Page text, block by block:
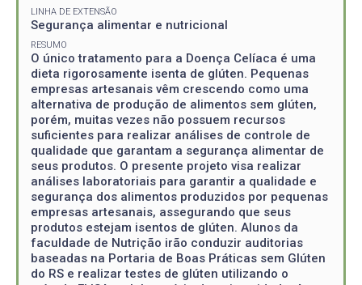
LINHA DE EXTENSÃO
Segurança alimentar e nutricional
RESUMO
O único tratamento para a Doença Celíaca é uma
dieta rigorosamente isenta de glúten. Pequenas
empresas artesanais vêm crescendo como uma
alternativa de produção de alimentos sem glúten,
porém, muitas vezes não possuem recursos
suficientes para realizar análises de controle de
qualidade que garantam a segurança alimentar de
seus produtos. O presente projeto visa realizar
análises laboratoriais para garantir a qualidade e
segurança dos alimentos produzidos por pequenas
empresas artesanais, assegurando que seus
produtos estejam isentos de glúten. Alunos da
faculdade de Nutrição irão conduzir auditorias
baseadas na Portaria de Boas Práticas sem Glúten
do RS e realizar testes de glúten utilizando o